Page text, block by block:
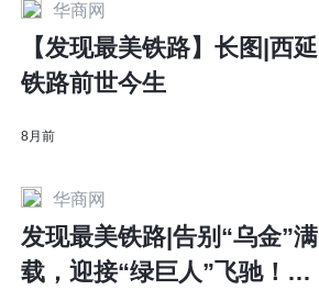
华商网
【发现最美铁路】长图|西延
铁路前世今生
8月前
华商网
发现最美铁路|告别“乌金”满
载，迎接“绿巨人”飞驰！铁